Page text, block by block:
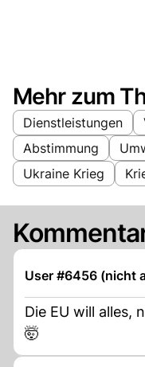
Mehr zum
Dienstleistungen
Abstimmung
Ukraine Krieg
User #6456 (nicht
Die EU will alles,
🤯